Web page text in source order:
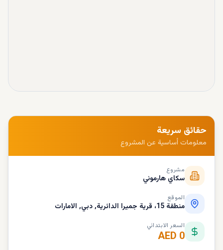
حقائق سريعة
معلومات أساسية عن المشروع
مشروع
سكاي هارموني
الموقع
منطقة 15، قرية جميرا الدائرية, دبي, الامارات
السعر الابتدائي
AED 0